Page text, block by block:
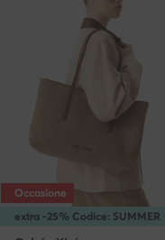
extra -25% Codice: SUMMER
Occasione